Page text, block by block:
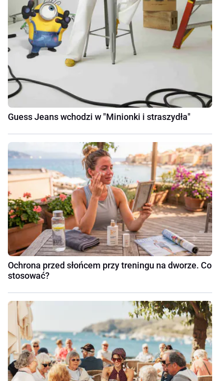
Guess Jeans wchodzi w "Minionki i straszydła"
Ochrona przed słońcem przy treningu na dworze. Co
stosować?